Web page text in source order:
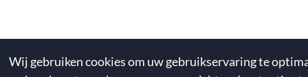
Wij gebruiken cookies om uw gebruikservaring te